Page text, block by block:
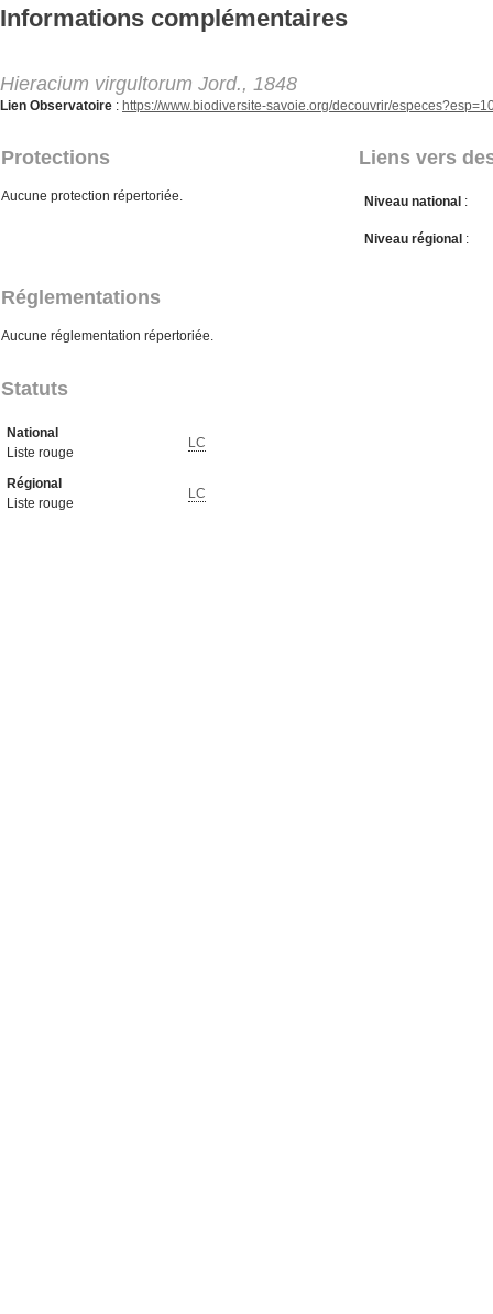
Aller au contenu principal
Informations complémentaires
Hieracium virgultorum Jord., 1848
Lien Observatoire : https://www.biodiversite-savoie.org/decouvrir/
Protections Liens vers
Aucune protection répertoriée. Niveau national :
Niveau régional :
Réglementations
Aucune réglementation répertoriée.
Statuts
National
Liste rouge
LC
Régional
Liste rouge
LC